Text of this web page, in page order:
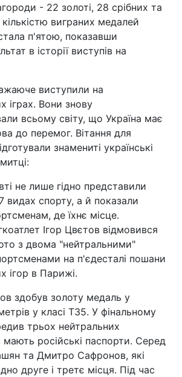
- 22 золоті, 28 срібних та
виграних медалей
п'ятою, показавши
в історії виступів на
виступили на
іграх. Вони знову
всьому світу, що Україна має
до перемог. Вітання для
знамениті українські
не лише гідно представили
видах спорту, а й показали
де їхнє місце.
Ігор Цвєтов відмовився
з двома "нейтральними"
на п'єдесталі пошани
ігор в Парижі.
здобув золоту медаль у
у класі Т35. У фінальному
трьох нейтральних
мають російські паспорти. Серед
та Дмитро Сафронов, які
друге і третє місця. Під час